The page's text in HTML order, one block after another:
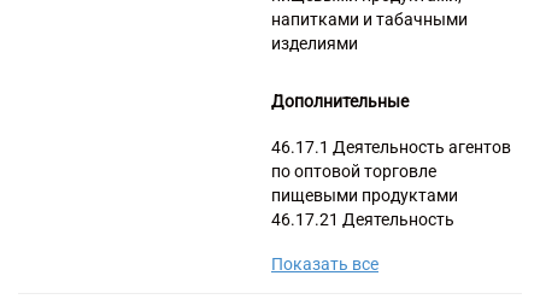
напитками и табачными
изделиями
Дополнительные
46.17.1 Деятельность агентов
по оптовой торговле
пищевыми продуктами
46.17.21 Деятельность
безалкогольными напитками
Показать все